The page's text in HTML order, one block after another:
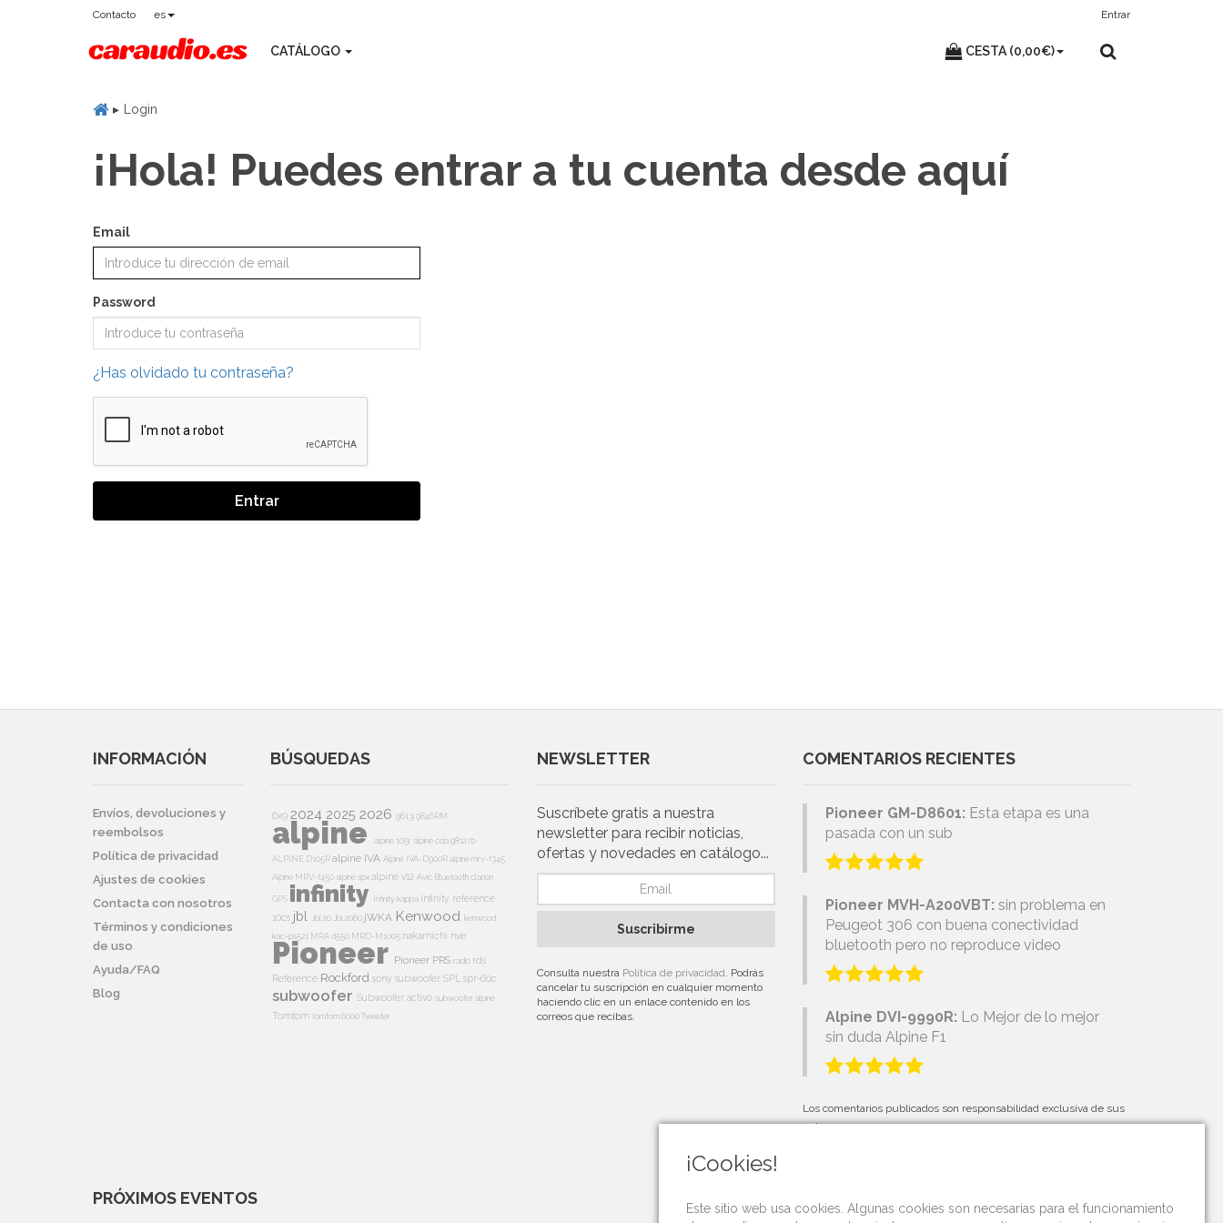
Contacto es Entrar
CATÁLOGO CESTA (0,00€)
Login
¡Hola! Puedes entrar a tu cuenta desde aquí
Email
Password
¿Has olvidado tu contraseña?
Entrar
INFORMACIÓN
Envíos, devoluciones y
reembolsos
Política de privacidad
Ajustes de cookies
Contacta con nosotros
Términos y condiciones
de uso
Ayuda/FAQ
Blog
BÚSQUEDAS
6x9 2024 2025 2026 9613i9846RM
alpine alpine 105r alpine cda 9812 rb
ALPINE D105Ralpine IVA Alpine IVA-D900Ralpine mrv-f345
Alpine MRV-f450alpine spxalpine v12 Avic Bluetoothclarion
GPS infinity Infinity kappa Infinity reference
10cs jbl Jbl 20 Jbl 2060 jWKA Kenwood kenwood
kac-ps521 MRA d550 MRD-M1005 nakamichi nve
Pioneer Pioneer PRS radio rds
Reference Rockford sony subwoofer SPL spr-60c
subwoofer Subwoofer activo subwoofer alpine
Tomtom tomtom 6000Tweeter
NEWSLETTER
Suscríbete gratis a nuestra
newsletter para recibir noticias,
ofertas y novedades en catálogo...
Suscribirme
Consulta nuestra Política de privacidad. Podrás
cancelar tu suscripción en cualquier momento
haciendo clic en un enlace contenido en los
correos que recibas.
COMENTARIOS RECIENTES
Pioneer GM-D8601: Esta etapa es una
pasada con un sub
Pioneer MVH-A200VBT: sin problema en
Peugeot 306 con buena conectividad
bluetooth pero no reproduce video
Alpine DVI-9990R: Lo Mejor de lo mejor
sin duda Alpine F1
Los comentarios publicados son responsabilidad exclusiva de sus
autores.
PRÓXIMOS EVENTOS
¡Cookies!
Este sitio web usa cookies. Algunas cookies son necesarias para el funcionamiento